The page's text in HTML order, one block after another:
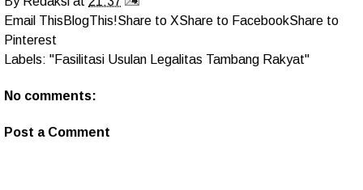
Email This BlogThis!Share to XShare to FacebookShare to
Pinterest
Labels: "Fasilitasi Usulan Legalitas Tambang Rakyat"
No comments:
Post a Comment